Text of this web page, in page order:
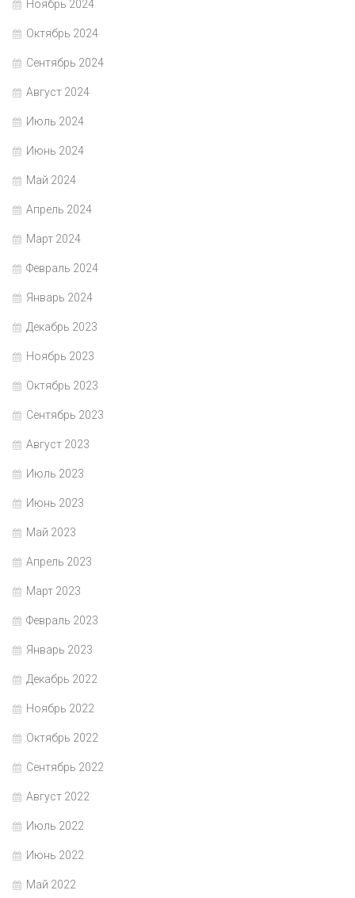
Ноябрь 2024
Октябрь 2024
Сентябрь 2024
Август 2024
Июль 2024
Июнь 2024
Май 2024
Апрель 2024
Март 2024
Февраль 2024
Январь 2024
Декабрь 2023
Ноябрь 2023
Октябрь 2023
Сентябрь 2023
Август 2023
Июль 2023
Июнь 2023
Май 2023
Апрель 2023
Март 2023
Февраль 2023
Январь 2023
Декабрь 2022
Ноябрь 2022
Октябрь 2022
Сентябрь 2022
Август 2022
Июль 2022
Июнь 2022
Май 2022